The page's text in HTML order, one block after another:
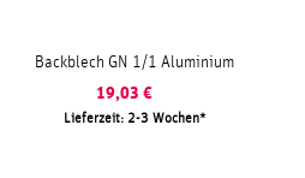
Backblech GN 1/1 Aluminium
19,03 €
Lieferzeit: 2-3 Wochen